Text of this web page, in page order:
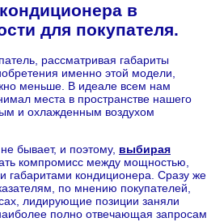
в
для покупателя.
рассматривая габариты
именно этой модели,
меньше. В идеале всем нам
места в пространстве нашего
и охлажденным воздухом
бывает, и поэтому, выбирая
компромисс между мощностью,
габаритами кондиционера. Сразу же
по мнению покупателей,
лидирующие позиции заняли
полно отвечающая запросам